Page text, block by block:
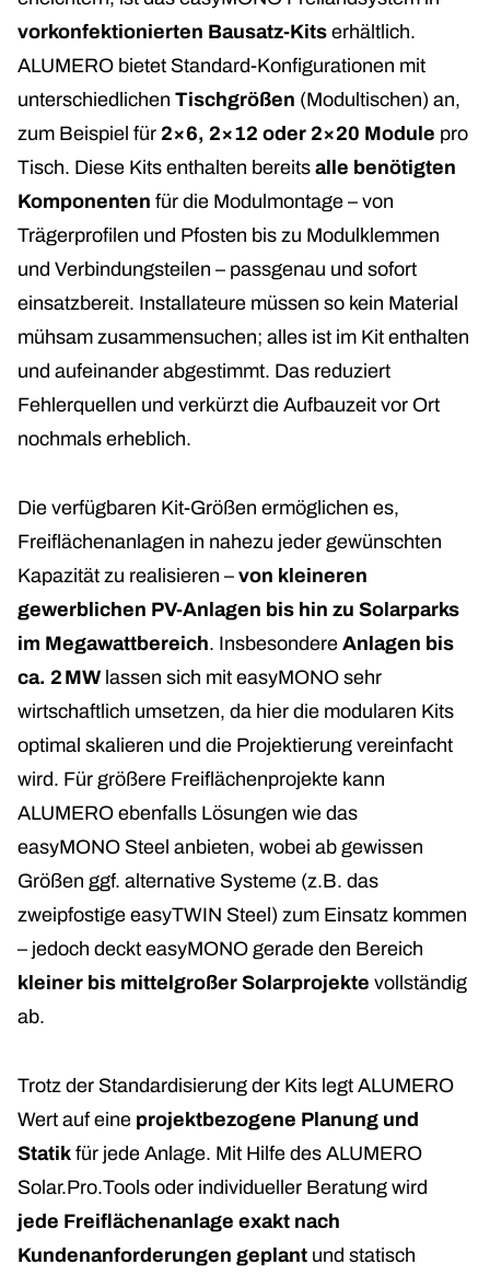
vorkonfektionierten Bausatz-Kits erhältlich.
ALUMERO bietet Standard-Konfigurationen mit
unterschiedlichen Tischgrößen (Modultischen) an,
zum Beispiel für 2×6, 2×12 oder 2×20 Module pro
Tisch. Diese Kits enthalten bereits alle benötigten
Komponenten für die Modulmontage – von
Trägerprofilen und Pfosten bis zu Modulklemmen
und Verbindungsteilen – passgenau und sofort
einsatzbereit. Installateure müssen so kein Material
mühsam zusammensuchen; alles ist im Kit enthalten
und aufeinander abgestimmt. Das reduziert
Fehlerquellen und verkürzt die Aufbauzeit vor Ort
nochmals erheblich.
Die verfügbaren Kit-Größen ermöglichen es,
Freiflächenanlagen in nahezu jeder gewünschten
Kapazität zu realisieren – von kleineren
gewerblichen PV-Anlagen bis hin zu Solarparks
im Megawattbereich. Insbesondere Anlagen bis
ca. 2 MW lassen sich mit easyMONO sehr
wirtschaftlich umsetzen, da hier die modularen Kits
optimal skalieren und die Projektierung vereinfacht
wird. Für größere Freiflächenprojekte kann
ALUMERO ebenfalls Lösungen wie das
easyMONO Steel anbieten, wobei ab gewissen
Größen ggf. alternative Systeme (z.B. das
zweipfostige easyTWIN Steel) zum Einsatz kommen
– jedoch deckt easyMONO gerade den Bereich
kleiner bis mittelgroßer Solarprojekte vollständig
ab.
Trotz der Standardisierung der Kits legt ALUMERO
Wert auf eine projektbezogene Planung und
Statik für jede Anlage. Mit Hilfe des ALUMERO
Solar.Pro.Tools oder individueller Beratung wird
jede Freiflächenanlage exakt nach
Kundenanforderungen geplant und statisch